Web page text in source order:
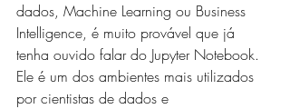
dados, Machine Learning ou Business
Intelligence, é muito provável que já
tenha ouvido falar do Jupyter Notebook.
Ele é um dos ambientes mais utilizados
por cientistas de dados e